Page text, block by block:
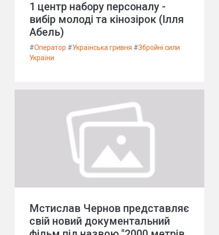
1 центр набору персоналу -
вибір молоді та кінозірок (Ілля
Абель)
#Оператор #Українська гривня #Збройні сили
України
Мстислав Чернов представляє
свій новий документальний